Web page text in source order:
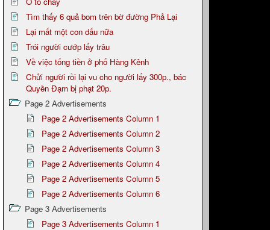
Tìm thấy 6 quả bom trên bờ đường Phả Lại
Lại mất một con dấu nữa
Trói người cướp lấy trâu
Về việc tống tiền ở phố Hàng Kênh
Chửi người rồi lại vu cho người lấy 300p., bác
Quyền Đạm bị phạt 20p.
Page 2 Advertisements
Page 2 Advertisements Column 1
Page 2 Advertisements Column 2
Page 2 Advertisements Column 3
Page 2 Advertisements Column 4
Page 2 Advertisements Column 5
Page 2 Advertisements Column 6
Page 3 Advertisements
Page 3 Advertisements Column 1